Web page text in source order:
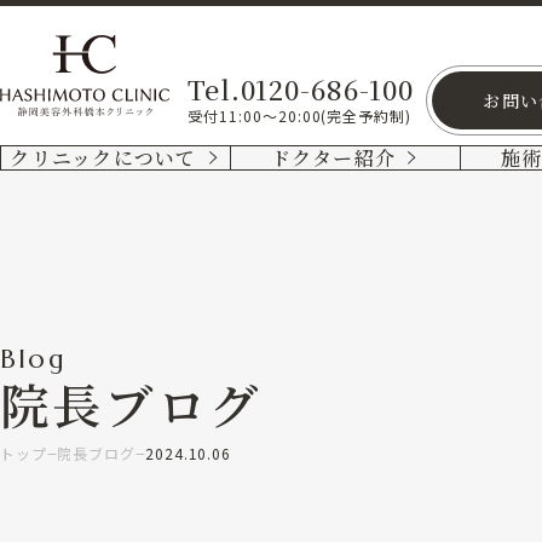
Tel.0120-686-100
受付11:00～20:00(完全予約制)
お問
クリニックについて ドクター紹介 施
Blog
院長ブログ
トップ 院長ブログ 2024.10.06